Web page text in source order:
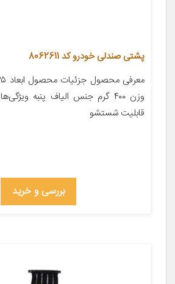
پشتی صندلی خودرو کد 8062611
وزن ۴۰۰ گرم جنس الیاف پنبه
قابلیت شستشو
بررسی و خرید